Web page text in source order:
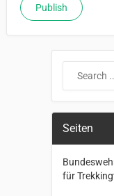
Seiten
für